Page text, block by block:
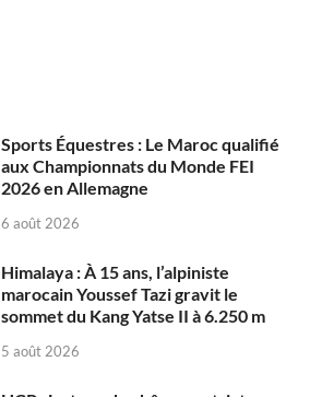
Sports Équestres : Le Maroc qualifié
aux Championnats du Monde FEI
2026 en Allemagne
6 août 2026
Himalaya : À 15 ans, l’alpiniste
marocain Youssef Tazi gravit le
sommet du Kang Yatse II à 6.250 m
5 août 2026